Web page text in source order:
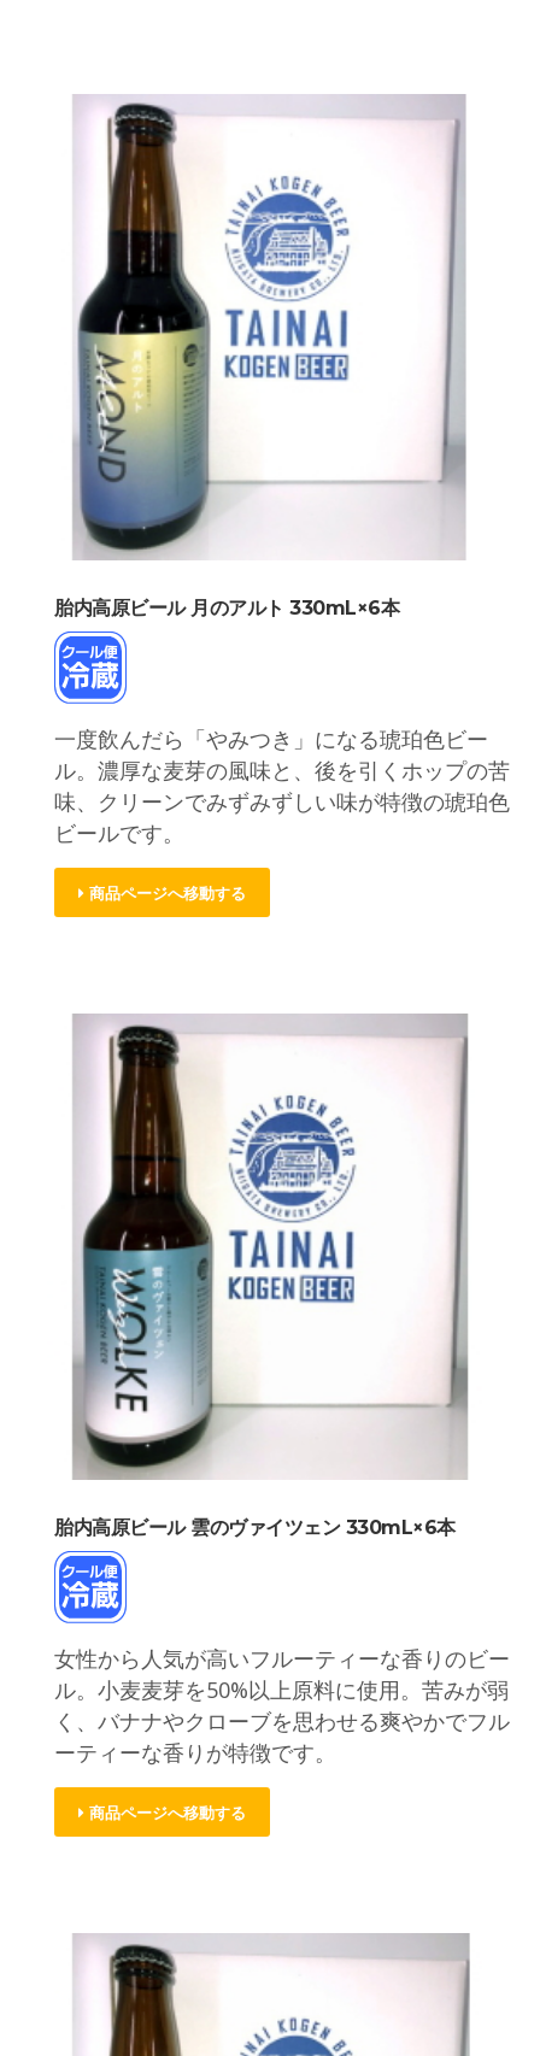
胎内高原ビール 月のアルト 330mL×6本
一度飲んだら「やみつき」になる琥珀色ビー
ル。濃厚な麦芽の風味と、後を引くホップの苦
味、クリーンでみずみずしい味が特徴の琥珀色
ビールです。
商品ページへ移動する
胎内高原ビール 雲のヴァイツェン 330mL×6本
女性から人気が高いフルーティーな香りのビー
ル。小麦麦芽を50%以上原料に使用。苦みが弱
く、バナナやクローブを思わせる爽やかでフル
ーティーな香りが特徴です。
商品ページへ移動する